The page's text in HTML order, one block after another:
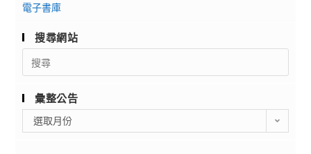
電子書庫
搜尋網站
Search
for:
彙整公告
整
選取月份